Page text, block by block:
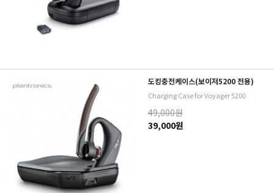
도킹충전케이스(보이저5200 전용)
Charging Case for Voyager 5200
49,000원
39,000원